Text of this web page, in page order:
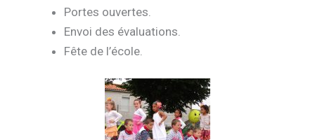
Portes ouvertes.
Envoi des évaluations.
Fête de l’école.